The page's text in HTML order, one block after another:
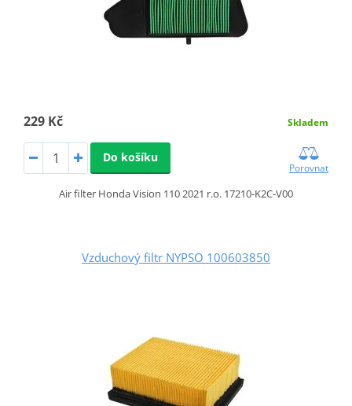
229 Kč Skladem
Do košíku
Porovnat
Air filter Honda Vision 110 2021 r.o. 17210-K2C-V00
Vzduchový filtr NYPSO 100603850